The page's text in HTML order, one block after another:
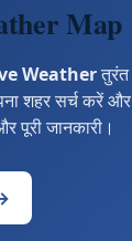
Map
Weatherतुरंत
शहर सर्च करें और
पूरी जानकारी।